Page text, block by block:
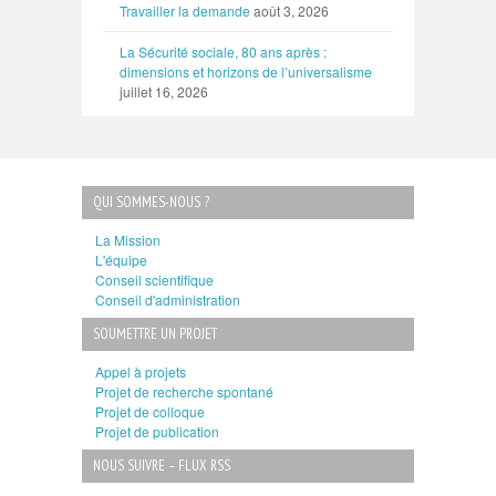
Travailler la demande août 3, 2026
La Sécurité sociale, 80 ans après :
dimensions et horizons de l’universalisme
juillet 16, 2026
QUI SOMMES-NOUS ?
La Mission
L'équipe
Conseil scientifique
Conseil d'administration
SOUMETTRE UN PROJET
Appel à projets
Projet de recherche spontané
Projet de colloque
Projet de publication
NOUS SUIVRE – FLUX RSS